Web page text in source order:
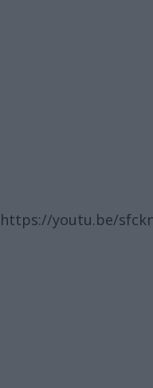
https://youtu.be/